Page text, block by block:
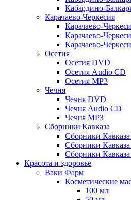
Кабардино-
Карачаево-Черкесия
Карачаево-
Карачаево-
Карачаево-
Осетия
Осетия DVD
Осетия Audio CD
Осетия MP3
Чечня
Чечня DVD
Чечня Audio CD
Чечня MP3
Сборники Кавказа
Сборники
Сборники
Сборники
Красота и здоровье
Ваки Фарм
Косметические
100 мл